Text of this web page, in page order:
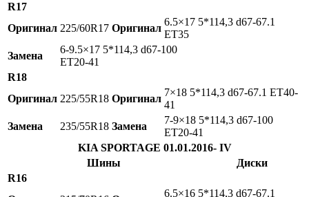
R17
Оригинал 225/60R17 Оригинал
6.5×17 5*114,3 d67-67.1
ET35
Замена
6-9.5×17 5*114,3 d67-100
ET20-41
R18
Оригинал 225/55R18 Оригинал
7×18 5*114,3 d67-67.1 ET40-
41
Замена
235/55R18 Замена
7-9×18 5*114,3 d67-100
ET20-41
KIA SPORTAGE 01.01.2016- IV
Шины
Диски
R16
6.5×16 5*114,3 d67-67.1